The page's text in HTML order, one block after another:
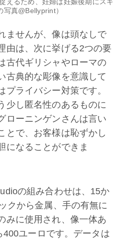
真@Bellyprint）
ませんが、像は頭なしで
由は、次に挙げる2つの要
古代ギリシャやローマの
古典的な彫像を意識して
プライバシー対策です。
少し匿名性のあるものに
ローニンゲンさんは言い
とで、お客様は恥ずかし
になることができま
の組み合わせは、15か
クから金属、手の有無に
みに使用され、像一体あ
ユーロです。データは